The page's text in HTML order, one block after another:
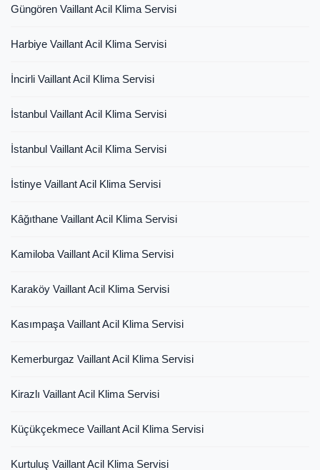
Güngören Vaillant Acil Klima Servisi
Harbiye Vaillant Acil Klima Servisi
İncirli Vaillant Acil Klima Servisi
İstanbul Vaillant Acil Klima Servisi
İstanbul Vaillant Acil Klima Servisi
İstinye Vaillant Acil Klima Servisi
Kâğıthane Vaillant Acil Klima Servisi
Kamiloba Vaillant Acil Klima Servisi
Karaköy Vaillant Acil Klima Servisi
Kasımpaşa Vaillant Acil Klima Servisi
Kemerburgaz Vaillant Acil Klima Servisi
Kirazlı Vaillant Acil Klima Servisi
Küçükçekmece Vaillant Acil Klima Servisi
Kurtuluş Vaillant Acil Klima Servisi